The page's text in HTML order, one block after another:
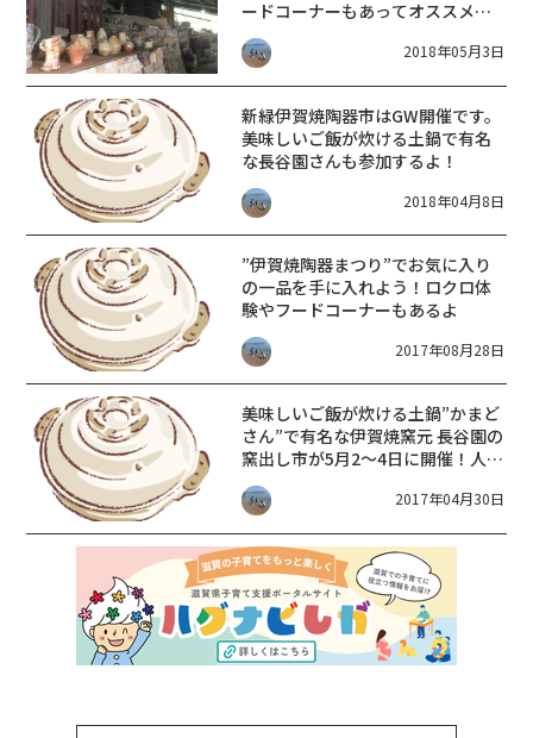
ードコーナーもあってオススメで
す。明日まで開催だよ！
2018年05月3日
新緑伊賀焼陶器市はGW開催です。
美味しいご飯が炊ける土鍋で有名
な長谷園さんも参加するよ！
2018年04月8日
”伊賀焼陶器まつり”でお気に入り
の一品を手に入れよう！ロクロ体
験やフードコーナーもあるよ
2017年08月28日
美味しいご飯が炊ける土鍋”かまど
さん”で有名な伊賀焼窯元 長谷園の
窯出し市が5月2〜4日に開催！人気
商品のアウトレットもあります
よ。
2017年04月30日